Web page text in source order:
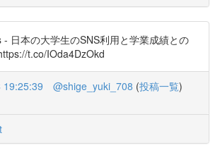
- 日本の大学生のSNS利用と学業成績との
t.co/IOda4DzOkd
@shige_yuki_708 (投稿一覧)